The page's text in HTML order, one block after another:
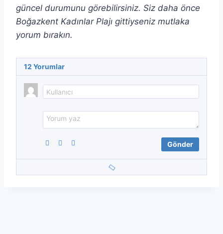
güncel durumunu görebilirsiniz. Siz daha önce
Boğazkent Kadınlar Plajı gittiyseniz mutlaka
yorum bırakın.
12 Yorumlar